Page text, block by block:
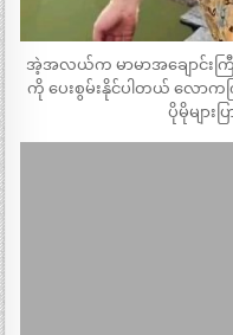
အဲ့အလယ်က မာမာအချောင်း
ကို ပေးစွမ်းနိုင်ပါတယ် လေ
ပိုမိုများ